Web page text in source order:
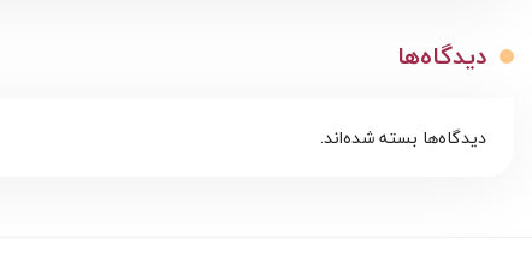
دیدگاه‌ها
دیدگاه‌ها بسته شده‌اند.